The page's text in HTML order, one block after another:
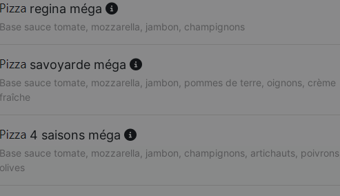
regina méga
Base sauce tomate, mozzarella, jambon, champignons
savoyarde méga
Base sauce tomate, mozzarella, jambon, pommes de terre, oignons, crème
fraîche
4 saisons méga
Base sauce tomate, mozzarella, jambon, champignons, artichauts, poivrons,
olives